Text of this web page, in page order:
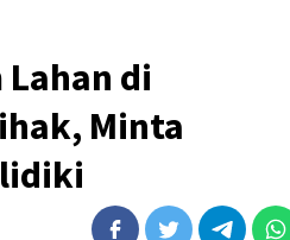
di
Minta